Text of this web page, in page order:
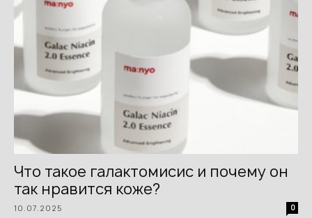
Что такое галактомисис и почему он
так нравится коже?
10.07.2025 0